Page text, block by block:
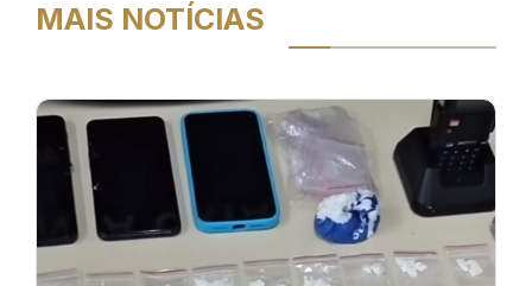
MAIS NOTÍCIAS